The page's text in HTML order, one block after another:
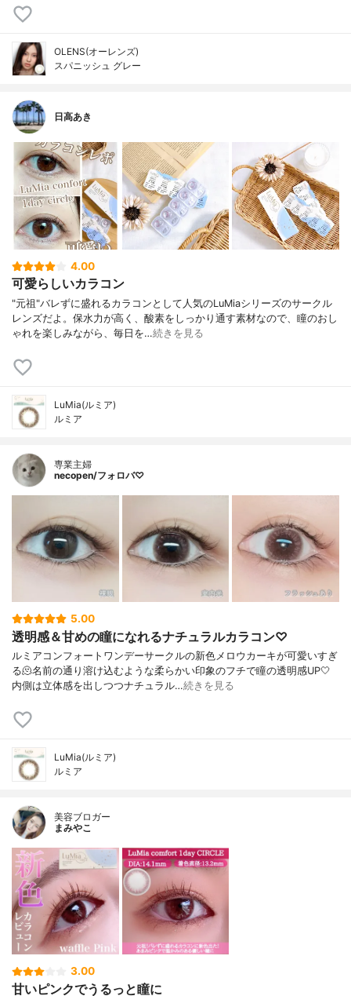
OLENS(オーレンズ)
スパニッシュ グレー
日高あき
4.00
可愛らしいカラコン
"元祖"バレずに盛れるカラコンとして人気のLuMiaシリーズのサークル
レンズだよ。保水力が高く、酸素をしっかり通す素材なので、瞳のおし
ゃれを楽しみながら、毎日を…続きを見る
LuMia(ルミア)
ルミア
専業主婦
necopen/フォロバ♡
5.00
透明感＆甘めの瞳になれるナチュラルカラコン♡
ルミアコンフォートワンデーサークルの新色メロウカーキが可愛いすぎ
る🫠名前の通り溶け込むような柔らかい印象のフチで瞳の透明感UP🤍
内側は立体感を出しつつナチュラル…続きを見る
LuMia(ルミア)
ルミア
美容ブロガー
まみやこ
3.00
甘いピンクでうるっと瞳に